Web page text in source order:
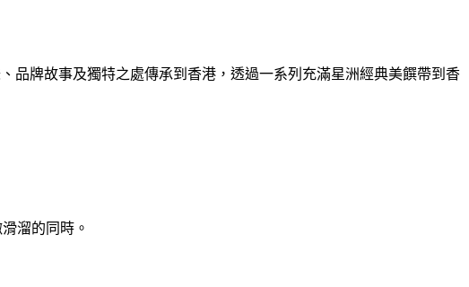
品牌故事及獨特之處傳承到香港，透過一系列充滿星洲經典美饌帶到香
溜的同時。